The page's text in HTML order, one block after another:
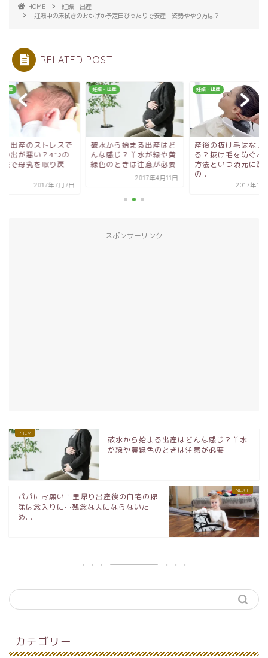
HOME
妊娠・出産
妊娠中の床拭きのおかげか予定日ぴったりで安産！姿勢ややり方は？
RELATED POST
出産
り出産のストレスで
の出が悪い？4つの
法で母乳を取り戻
2017年7月7日
妊娠・出産
破水から始まる出産はど
んな感じ？羊水が緑や黄
緑色のときは注意が必要
2017年4月11日
妊娠・出産
産後の抜け毛はなぜ
る？抜け毛を防ぐお
方法といつ頃元に戻
の...
2017年11
スポンサーリンク
破水から始まる出産はどんな感じ？羊水
が緑や黄緑色のときは注意が必要
パパにお願い！里帰り出産後の自宅の掃
除は念入りに…残念な夫にならないた
め...
カテゴリー